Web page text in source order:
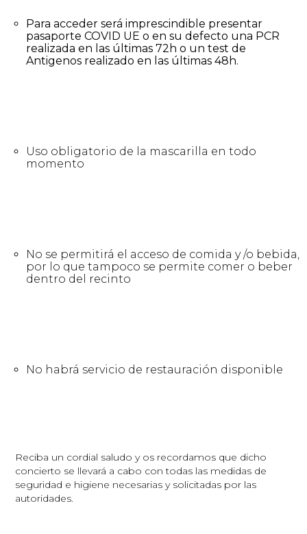
Para acceder será imprescindible presentar
pasaporte COVID UE o en su defecto una PCR
realizada en las últimas 72h o un test de
Antigenos realizado en las últimas 48h.
Uso obligatorio de la mascarilla en todo
momento
No se permitirá el acceso de comida y /o bebida,
por lo que tampoco se permite comer o beber
dentro del recinto
No habrá servicio de restauración disponible
Reciba un cordial saludo y os recordamos que dicho
concierto se llevará a cabo con todas las medidas de
seguridad e higiene necesarias y solicitadas por las
autoridades.